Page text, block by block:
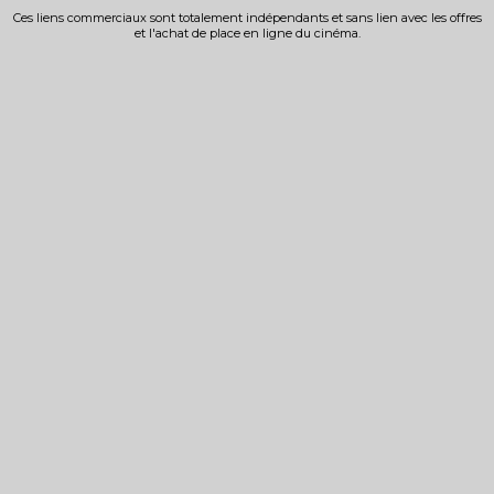
Ces liens commerciaux sont totalement indépendants et sans lien avec les offres
et l'achat de place en ligne du cinéma.